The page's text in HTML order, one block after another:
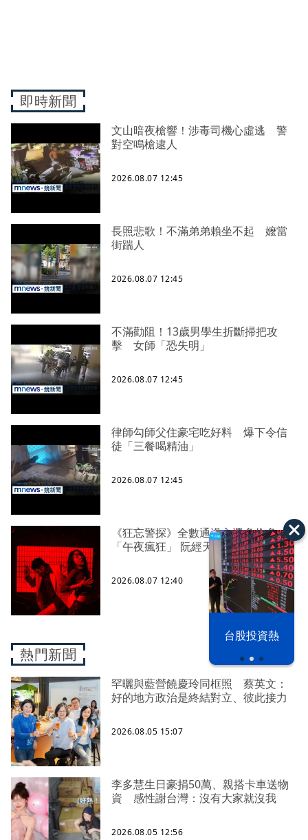
台股投資熱
即時新聞
文山暗夜槍響！涉毒司機心虛逃 警
對空鳴槍逮人
2026.08.07 12:45
長照悲歌！不滿弟弟賴坐不起 嬤當
街踹人
2026.08.07 12:45
不滿勸阻！13歲男學生折斷掃把攻
擊 女師「恐失明」
2026.08.07 12:45
律師勾師父住豪宅吃好料 爆下令信
徒「三餐喝精油」
2026.08.07 12:45
《狂忘警探》全數通過入選多倫多
「午夜瘋狂」 阮經天苦練柔道
2026.08.07 12:40
熱門新聞
罕曬與藍營饒慶玲同框照 蔡英文：
好的地方政治是終結對立、彼此接力
2026.08.05 15:07
李多慧生日豪捐50萬、親搭卡車送物
資 感性謝台灣：沒有大家就沒我
2026.08.05 12:56